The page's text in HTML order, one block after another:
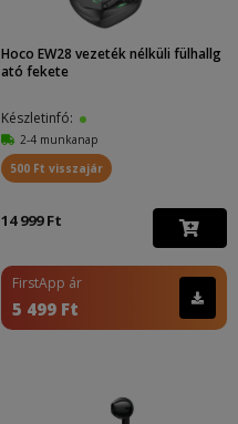
Hoco EW28 vezeték nélküli fülhallg
ató fekete
Készletinfó:
2-4 munkanap
500 Ft visszajár
14 999 Ft
FirstApp ár
5 499 Ft